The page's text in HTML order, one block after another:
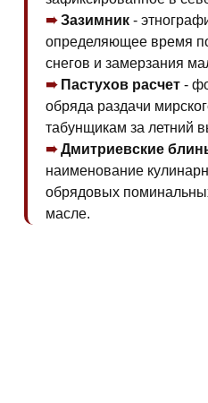
Зазимник -
определяющее время
снегов и замерзания
Пастухов расчет -
обряда раздачи
табунщикам за летний
Дмитриевские
наименование
обрядовых
масле.